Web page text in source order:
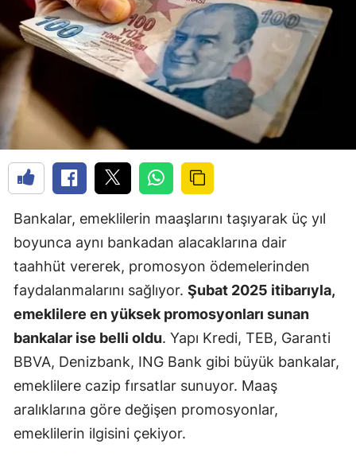
Bankalar, emeklilerin maaşlarını taşıyarak üç yıl
boyunca aynı bankadan alacaklarına dair
taahhüt vererek, promosyon ödemelerinden
faydalanmalarını sağlıyor. Şubat 2025 itibarıyla,
emeklilere en yüksek promosyonları sunan
bankalar ise belli oldu. Yapı Kredi, TEB, Garanti
BBVA, Denizbank, ING Bank gibi büyük bankalar,
emeklilere cazip fırsatlar sunuyor. Maaş
aralıklarına göre değişen promosyonlar,
emeklilerin ilgisini çekiyor.